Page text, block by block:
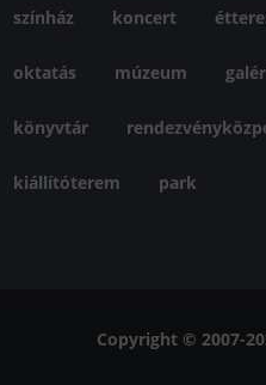
színház koncert
oktatás múzeum
könyvtár
kiállítóterem park
Copyright © 2007-